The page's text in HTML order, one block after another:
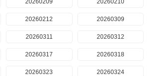
20260212 20260309
20260311 20260312
20260317 20260318
20260323 20260324